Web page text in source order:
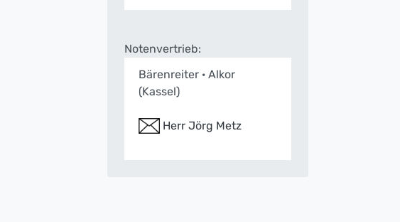
Notenvertrieb:
Bärenreiter · Alkor
(Kassel)
Herr Jörg Metz